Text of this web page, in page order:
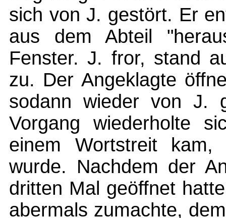
sich von J. gestört. Er
aus dem Abteil
Fenster. J. fror, stand
zu. Der Angeklagte
sodann wieder von J.
Vorgang wiederholte
einem Wortstreit
wurde. Nachdem der
dritten Mal geöffnet
abermals zumachte,